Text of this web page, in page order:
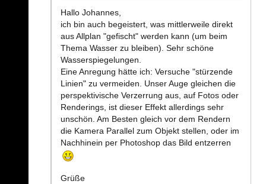
Hallo Johannes,
ich bin auch begeistert, was mittlerweile direkt
aus Allplan "gefischt" werden kann (um beim
Thema Wasser zu bleiben). Sehr schöne
Wasserspiegelungen.
Eine Anregung hätte ich: Versuche "stürzende
Linien" zu vermeiden. Unser Auge gleichen die
perspektivische Verzerrung aus, auf Fotos oder
Renderings, ist dieser Effekt allerdings sehr
unschön. Am Besten gleich vor dem Rendern
die Kamera Parallel zum Objekt stellen, oder im
Nachhinein per Photoshop das Bild entzerren
Grüße